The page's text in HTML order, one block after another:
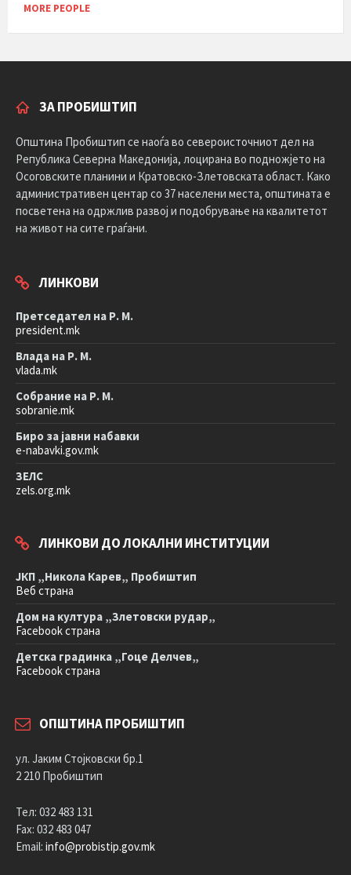
MORE PEOPLE
ЗА ПРОБИШТИП
Општина Пробиштип се наоѓа во североисточниот дел на
Република Северна Македонија, лоцирана во подножјето на
Осоговските планини и Кратовско-Злетовската област. Како
административен центар со 37 населени места, општината е
посветена на одржлив развој и подобрување на квалитетот
на живот на сите граѓани.
ЛИНКОВИ
Претседател на Р. М.
president.mk
Влада на Р. М.
vlada.mk
Собрание на Р. М.
sobranie.mk
Биро за јавни набавки
e-nabavki.gov.mk
ЗЕЛС
zels.org.mk
ЛИНКОВИ ДО ЛОКАЛНИ ИНСТИТУЦИИ
ЈКП „Никола Карев„ Пробиштип
Веб страна
Дом на култура „Злетовски рудар„
Facebook страна
Детска градинка „Гоце Делчев„
Facebook страна
ОПШТИНА ПРОБИШТИП
ул. Јаким Стојковски бр.1
2 210 Пробиштип
Тел: 032 483 131
Fax: 032 483 047
Email: info@probistip.gov.mk